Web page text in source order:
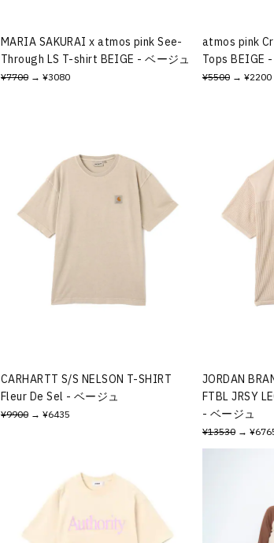
MARIA SAKURAI x atmos pink See-
Through LS T-shirt BEIGE - ベージュ
¥7700 → ¥3080
atmos pink
Tops BEIGE -
¥5500 → ¥2200
CARHARTT S/S NELSON T-SHIRT
Fleur De Sel - ベージュ
¥9900 → ¥6435
JORDAN
FTBL JRSY
- ベージュ
¥13530 →